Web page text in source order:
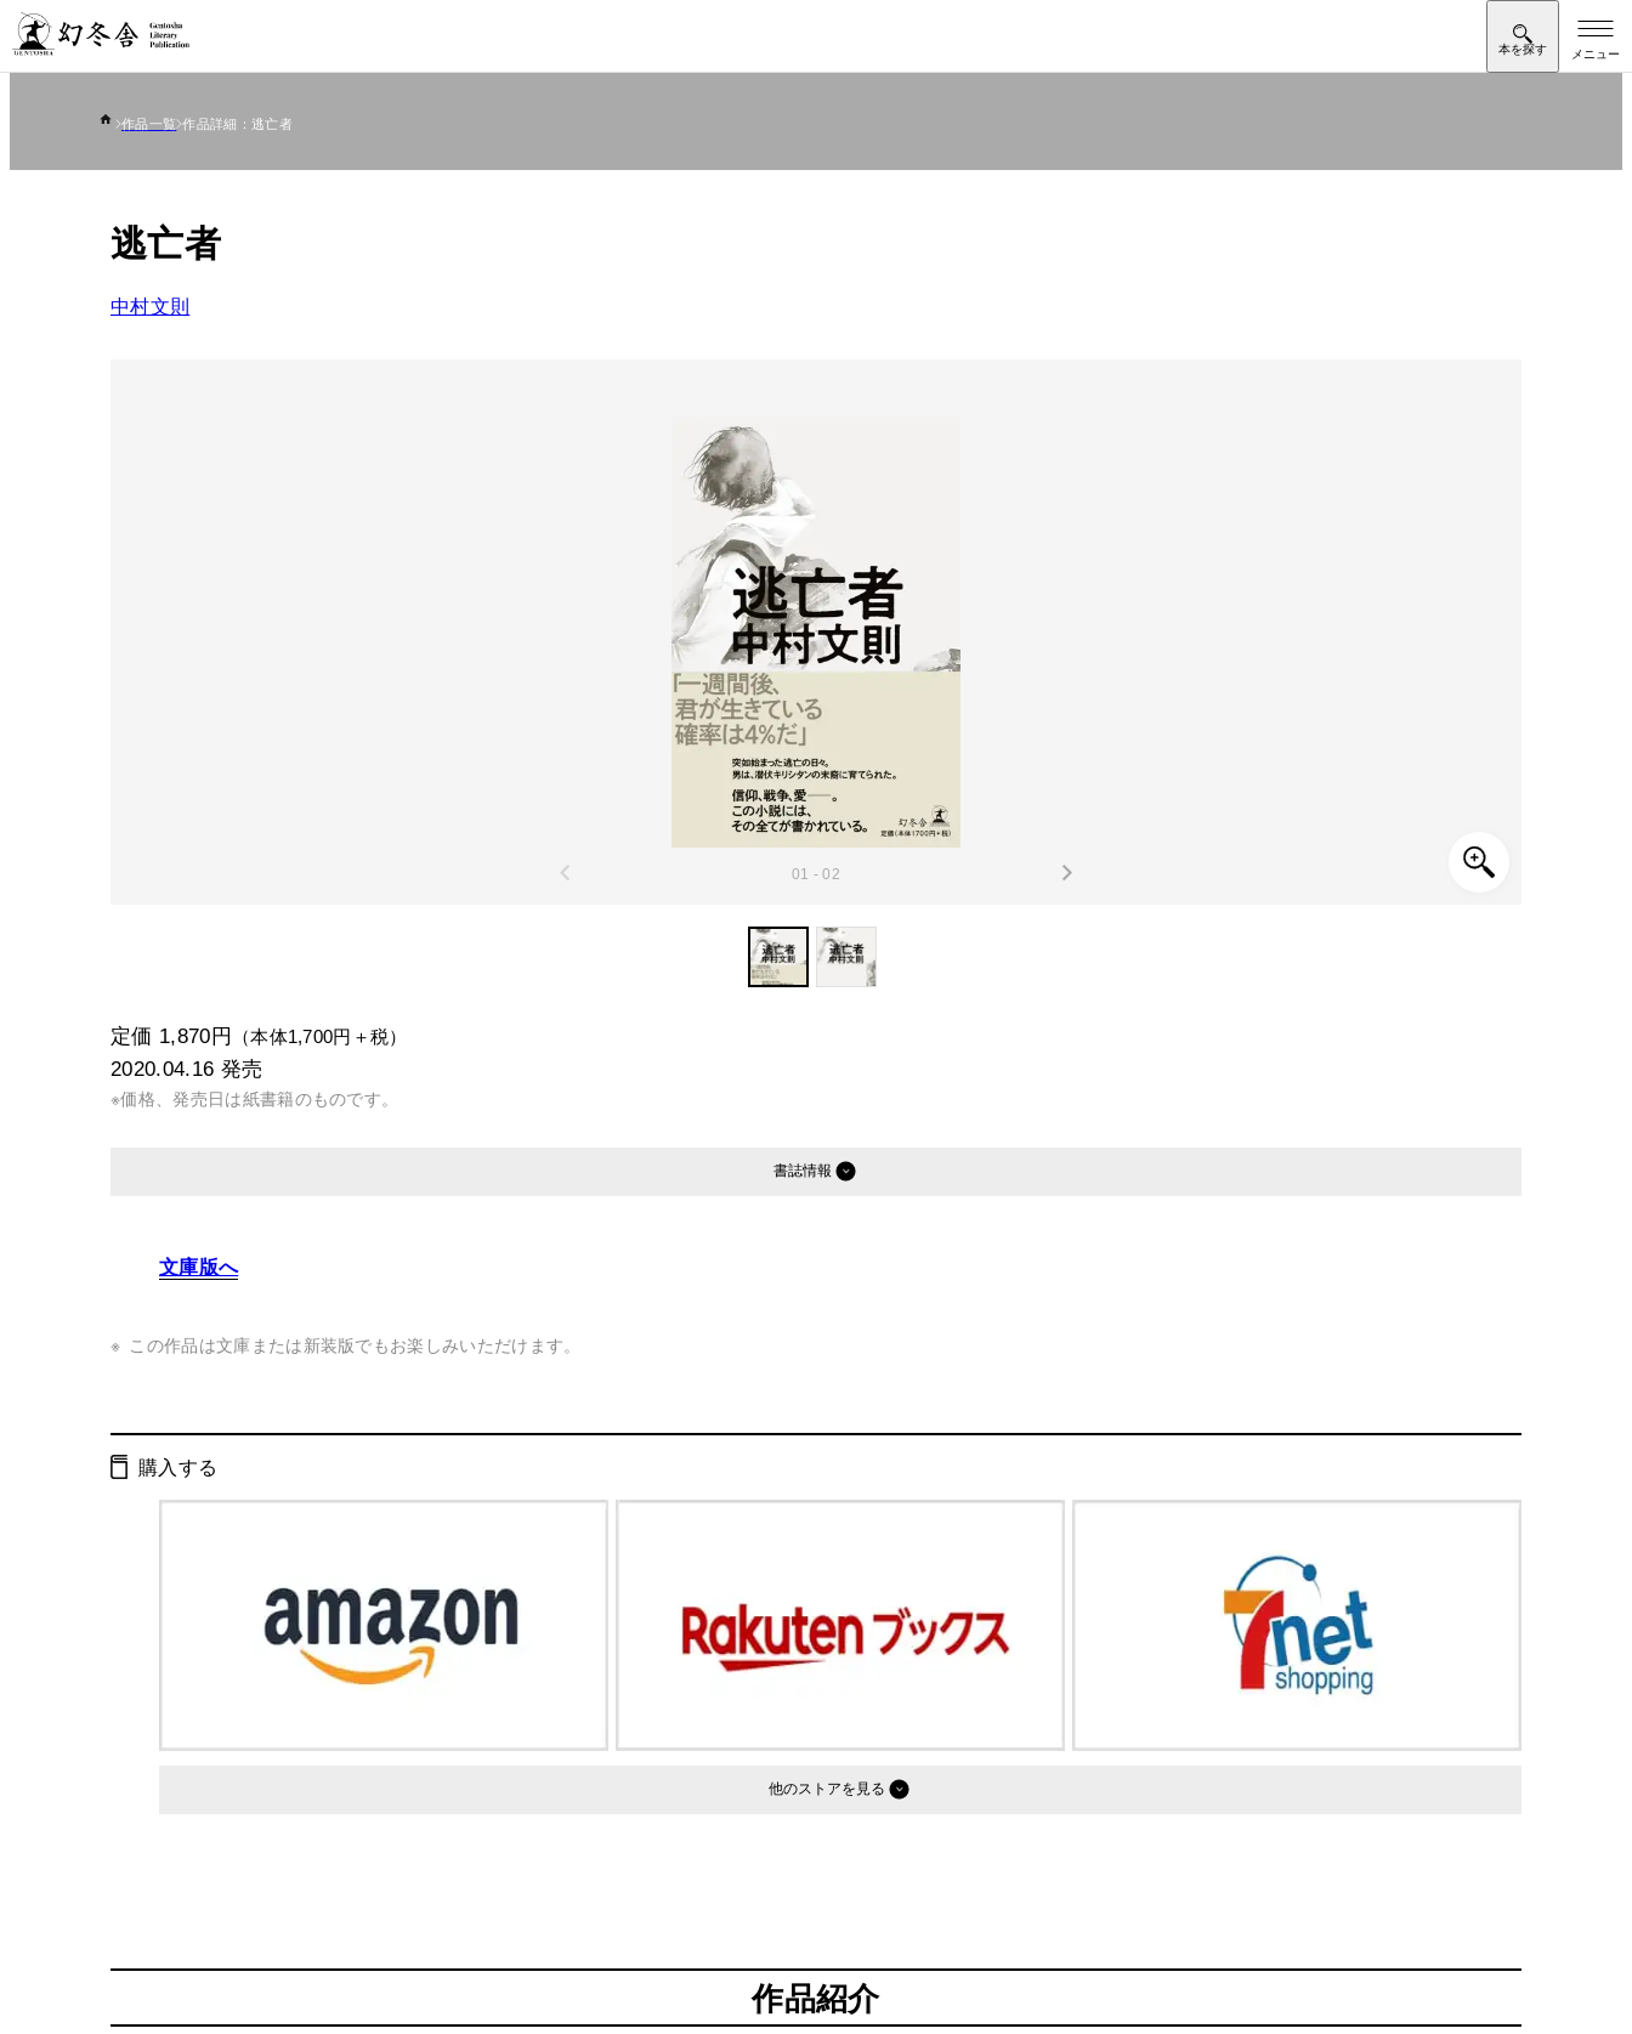
作品一覧 作品詳細：逃亡者
逃亡者
中村文則
01 - 02
定価 1,870円 （本体1,700円＋税）
2020.04.16 発売
※価格、発売日は紙書籍のものです。
書誌情報
ISBN： 9784344035935
判型： 四六判
文庫版へ
この作品は文庫または新装版でもお楽しみいただけます。
購入する
他のストア
作品紹介